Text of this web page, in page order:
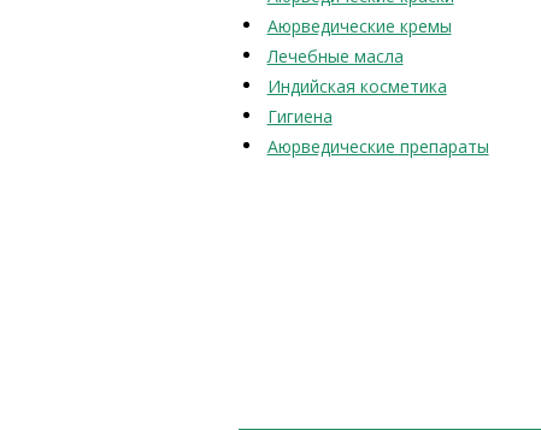
Аюрведические кремы
Лечебные масла
Индийская косметика
Гигиена
Аюрведические препараты